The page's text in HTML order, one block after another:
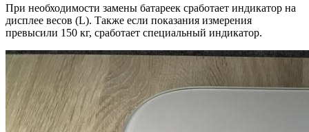
При необходимости замены батареек сработает индикатор на
дисплее весов (L). Также если показания измерения
превысили 150 кг, сработает специальный индикатор.